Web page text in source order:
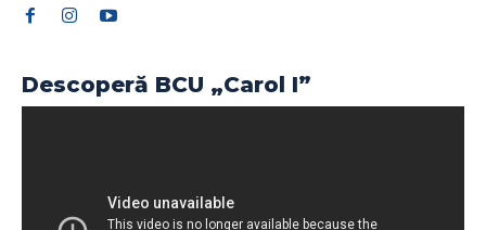
Descoperă BCU „Carol I”